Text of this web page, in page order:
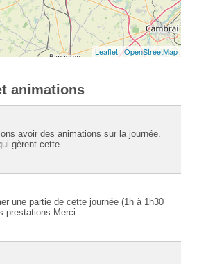
Leaflet|OpenStreetMap
animations
avoir des animations sur la journée.
gèrent cette...
une partie de cette journée (1h à 1h30
prestations.Merci